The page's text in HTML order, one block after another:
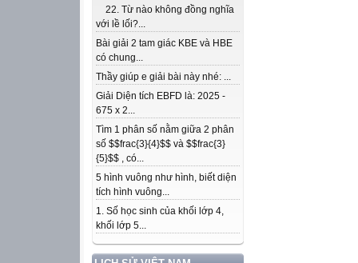
22. Từ nào không đồng nghĩa
với lề lối?...
Bài giải 2 tam giác KBE và HBE
có chung...
Thầy giúp e giải bài này nhé: ...
Giải Diện tích EBFD là: 2025 -
675 x 2...
Tìm 1 phân số nằm giữa 2 phân
số $$frac{3}{4}$$ và $$frac{3}
{5}$$ , có...
5 hình vuông như hình, biết diện
tích hình vuông...
1. Số học sinh của khối lớp 4,
khối lớp 5...